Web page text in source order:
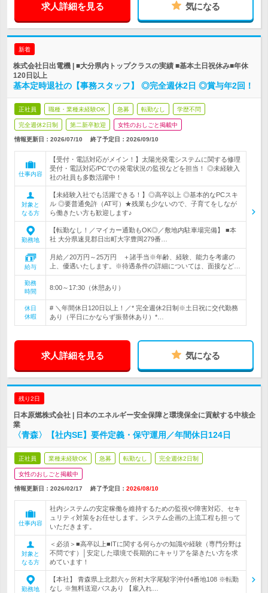
求人詳細を見る 気になる
新着
株式会社日出電機 | ■大分県内トップクラスの実績 ■基本土日祝休み■年休
120日以上
基本定時退社の【事務スタッフ】 ◎完全週休2日 ◎賞与年2回！
正社員 職種・業種未経験OK 急募 転勤なし 学歴不問
完全週休2日制 第二新卒歓迎 女性のおしごと掲載中
情報更新日：2026/07/10 終了予定日： 2026/09/10
仕事内容
【受付・電話対応がメイン！】太陽光発電システムに関する修理
受付・電話対応/PCでの発電状況の監視などを担当！ ◎未経験入
社の社員も多数活躍中！
対象と
なる方
【未経験入社でも活躍できる！】◎高卒以上 ◎基本的なPCスキ
ル ◎要普通免許（AT可）★残業も少ないので、子育てをしなが
ら働きたい方も歓迎します♪
勤務地
【転勤なし！／マイカー通勤もOK◎／敷地内駐車場完備】 ■本
社 大分県速見郡日出町大字豊岡279番…
給与
月給／20万円～25万円 ＋諸手当※年齢、経験、能力を考慮の
上、優遇いたします。※待遇条件の詳細については、面接など…
勤務
時間
8:00～17:30（休憩あり）
休日
休暇
# ＼年間休日120日以上！／* 完全週休2日制※土日祝に交代勤務
あり（平日にかならず振替休あり）*…
求人詳細を見る 気になる
残り2日
日本原燃株式会社 | 日本のエネルギー安全保障と環境保全に貢献する中核企
業
〈青森〉【社内SE】要件定義・保守運用／年間休日124日
正社員 業種未経験OK 急募 転勤なし 完全週休2日制
女性のおしごと掲載中
情報更新日：2026/02/17 終了予定日： 2026/08/10
仕事内容
社内システムの安定稼働を維持するための監視や障害対応、セキ
ュリティ対策をお任せします。システム企画の上流工程も担って
いただきます。
対象と
なる方
＜必須＞■高卒以上■ITに関する何らかの知識や経験（専門分野は
不問です）│安定した環境で長期的にキャリアを築きたい方を求
めています！
勤務地
【本社】 青森県上北郡六ヶ所村大字尾駮字沖付4番地108 ※転勤
なし ※無料送迎バスあり 【雇入れ…